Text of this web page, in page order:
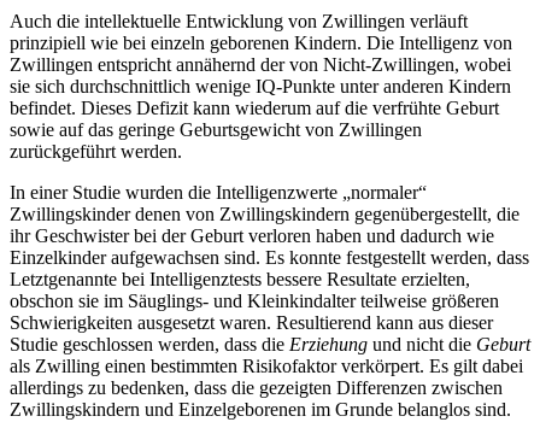
Auch die intellektuelle Entwicklung von Zwillingen verläuft
prinzipiell wie bei einzeln geborenen Kindern. Die Intelligenz von
Zwillingen entspricht annähernd der von Nicht-Zwillingen, wobei
sie sich durchschnittlich wenige IQ-Punkte unter anderen Kindern
befindet. Dieses Defizit kann wiederum auf die verfrühte Geburt
sowie auf das geringe Geburtsgewicht von Zwillingen
zurückgeführt werden.
In einer Studie wurden die Intelligenzwerte „normaler“
Zwillingskinder denen von Zwillingskindern gegenübergestellt, die
ihr Geschwister bei der Geburt verloren haben und dadurch wie
Einzelkinder aufgewachsen sind. Es konnte festgestellt werden, dass
Letztgenannte bei Intelligenztests bessere Resultate erzielten,
obschon sie im Säuglings- und Kleinkindalter teilweise größeren
Schwierigkeiten ausgesetzt waren. Resultierend kann aus dieser
Studie geschlossen werden, dass die Erziehung und nicht die Geburt
als Zwilling einen bestimmten Risikofaktor verkörpert. Es gilt dabei
allerdings zu bedenken, dass die gezeigten Differenzen zwischen
Zwillingskindern und Einzelgeborenen im Grunde belanglos sind.